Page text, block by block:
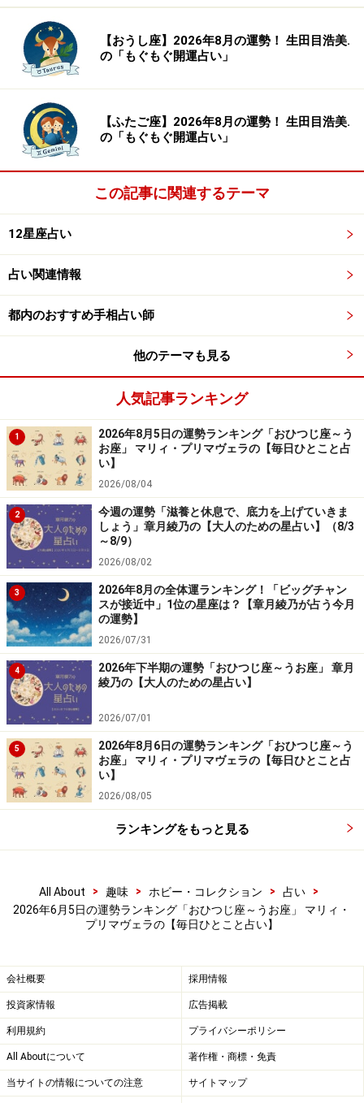
8位：おとめ座／乙女座（8月23日～9月22
日生まれ）
清潔感をキープすると幸運な日。石けんの香りにツキあ
り。
＞今週の運勢！ 章月綾乃の【大人のための星占い】
7位：しし座／獅子座（7月23日～8月22日
生まれ）
ほめ言葉を意識して使おう。人気と運気上昇の原動力に
なるはず。
＞今週の運勢！ 章月綾乃の【大人のための星占い】
6位：みずがめ座／水瓶座（1月20日～2月
18日生まれ）
お気楽な考え方が周囲に好評。まじめ過ぎる態度は封印
＞今週の運勢！ 章月綾乃の【大人のための星占い】
日生まれ）
失敗する場面が……。クヨクヨせず今後の教訓として生か
そう。
【おうし座】2026年8月の運勢！ 生田目浩美.
の「もぐもぐ開運占い」
【ふたご座】2026年8月の運勢！ 生田目浩美.
の「もぐもぐ開運占い」
この記事に関連するテーマ
12星座占い
占い関連情報
都内のおすすめ手相占い師
他のテーマも見る
人気記事ランキング
1
2026年8月5日の運勢ランキング「おひつじ座～う
お座」 マリィ・プリマヴェラの【毎日ひとこと占
い】
2026/08/04
2
今週の運勢「滋養と休息で、底力を上げていきま
しょう」章月綾乃の【大人のための星占い】（8/3
～8/9）
2026/08/02
3
2026年8月の全体運ランキング！「ビッグチャン
スが接近中」1位の星座は？【章月綾乃が占う今月
の運勢】
2026/07/31
4
2026年下半期の運勢「おひつじ座～うお座」 章月
綾乃の【大人のための星占い】
2026/07/01
5
2026年8月6日の運勢ランキング「おひつじ座～う
お座」 マリィ・プリマヴェラの【毎日ひとこと占
い】
2026/08/05
ランキングをもっと見る
All About > 趣味 > ホビー・コレクション > 占い
>
2026年6月5日の運勢ランキング「おひつじ座～うお座」 マリィ・
プリマヴェラの【毎日ひとこと占い】
会社概要 採用情報
投資家情報 広告掲載
利用規約 プライバシーポリシー
All Aboutについて 著作権・商標・免責
当サイトの情報についての注意 サイトマップ